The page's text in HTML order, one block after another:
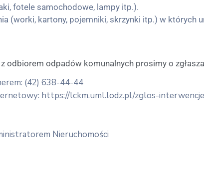
fotele samochodowe, lampy itp.).
(worki, kartony, pojemniki, skrzynki itp.) w których
odbiorem odpadów komunalnych prosimy o
(42) 638-44-44
https://lckm.uml.lodz.pl/zglos-interwencje
Nieruchomości